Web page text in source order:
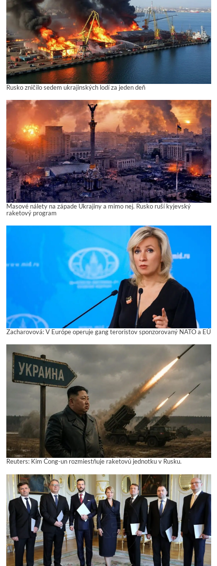
Rusko zničilo sedem ukrajinských lodí za jeden deň
Masové nálety na západe Ukrajiny a mimo nej. Rusko ruší kyjevský
raketový program
Zacharovová: V Európe operuje gang teroristov sponzorovaný NATO a EÚ
Reuters: Kim Čong-un rozmiestňuje raketovú jednotku v Rusku.